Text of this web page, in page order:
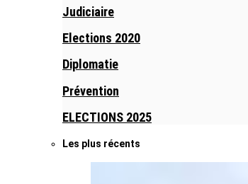
Judiciaire
Elections 2020
Diplomatie
Prévention
ELECTIONS 2025
Les plus récents